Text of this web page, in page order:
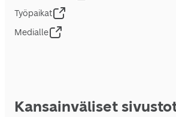
Työpaikat
Medialle
Kansainväliset